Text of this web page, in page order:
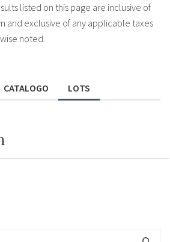
listed on this page are inclusive of
and exclusive of any applicable taxes
noted.
CATALOGO LOTS